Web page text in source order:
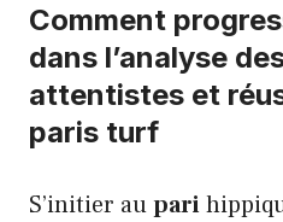
Comment
dans l’analyse
attentistes et
paris turf
S’initier aupari